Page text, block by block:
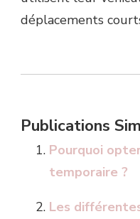
déplacements
Publications
Pourquoi
temporaire ?
Les